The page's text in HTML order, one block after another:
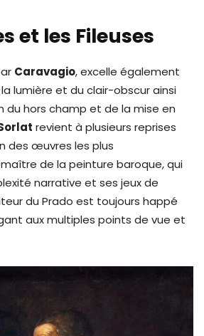
et les Fileuses
Caravagio, excelle également
lumière et du clair-obscur ainsi
du hors champ et de la mise en
revient à plusieurs reprises
des œuvres les plus
de la peinture baroque, qui
narrative et ses jeux de
du Prado est toujours happé
aux multiples points de vue et